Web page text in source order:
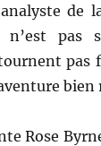
de
pas
pas
bien
Rose